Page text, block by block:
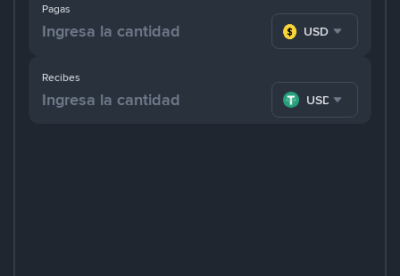
Pagas
USD
Recibes
USDT